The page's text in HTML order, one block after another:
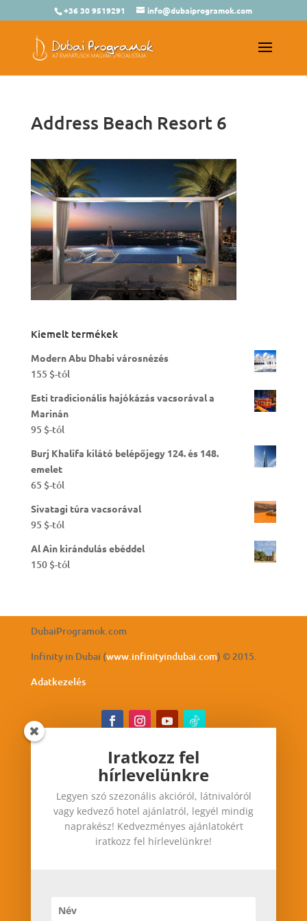
+36 30 9519291 info@dubaiprogramok.com
Address Beach Resort 6
Kiemelt termékek
Modern Abu Dhabi városnézés
155 $-tól
Esti tradicionális hajókázás vacsorával a
Marinán
95 $-tól
Burj Khalifa kilátó belépőjegy 124. és 148.
emelet
65 $-tól
Sivatagi túra vacsorával
95 $-tól
Al Ain kirándulás ebéddel
150 $-tól
DubaiProgramok.com
Infinity in Dubai (www.infinityindubai.com) © 2015.
Adatkezelés
Iratkozz fel hírlevelünkre
Legyen szó szezonális akcióról, látnivalóról vagy
kedvező hotel ajánlatról, legyél mindig
naprakész! Kedvezményes ajánlatokért iratkozz
Iratkozz fel
hírlevelünkre
Legyen szó szezonális akcióról, látnivalóról
vagy kedvező hotel ajánlatról, legyél mindig
naprakész! Kedvezményes ajánlatokért
iratkozz fel hírlevelünkre!